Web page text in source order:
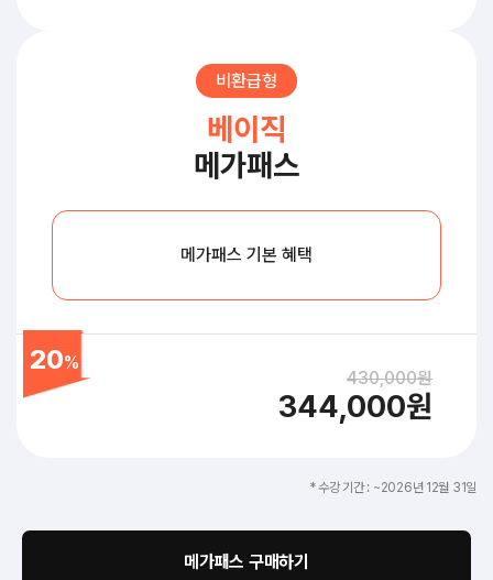
비환급형
베이직
메가패스
메가패스 기본 혜택
430,000원
344,000원
20%
* 수강 기간 : ~2026년 12월 31일
메가패스 구매하기